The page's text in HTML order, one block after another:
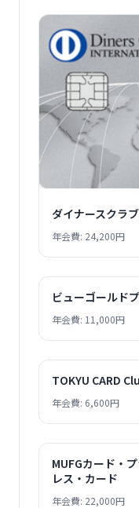
ダイナースクラ
年会費: 24,200円
ビューゴールド
年会費: 11,000円
TOKYU CARD
年会費: 6,600円
MUFGカード・
レス・カード
年会費: 22,000円